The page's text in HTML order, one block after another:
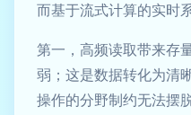
而基于流式计算的实时
第一，高频读取带来存
弱；这是数据转化为清
操作的分野制约无法摆